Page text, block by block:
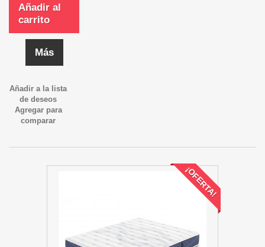
Añadir al
carrito
Más
Añadir a la lista
de deseos
Agregar para
comparar
¡OFERTA!